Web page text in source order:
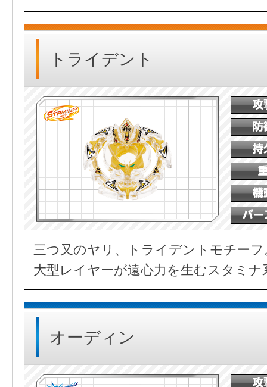
トライデント
三つ又のヤリ、トライデントモチー
大型レイヤーが遠心力を生むスタミナ
オーディン